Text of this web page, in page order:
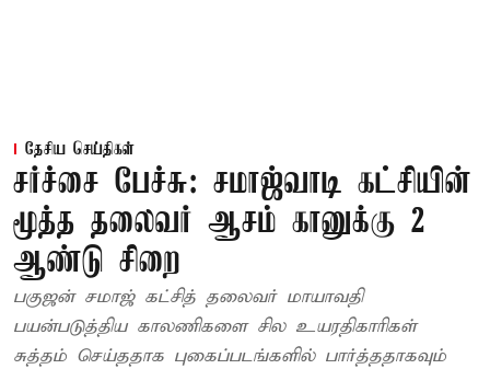
தேசிய செய்திகள்
சர்ச்சை பேச்சு: சமாஜ்வாடி கட்சியின்
மூத்த தலைவர் ஆசம் கானுக்கு 2
ஆண்டு சிறை
பகுஜன் சமாஜ் கட்சித் தலைவர் மாயாவதி
பயன்படுத்திய காலணிகளை சில உயரதிகாரிகள்
சுத்தம் செய்ததாக புகைப்படங்களில் பார்த்ததாகவும்